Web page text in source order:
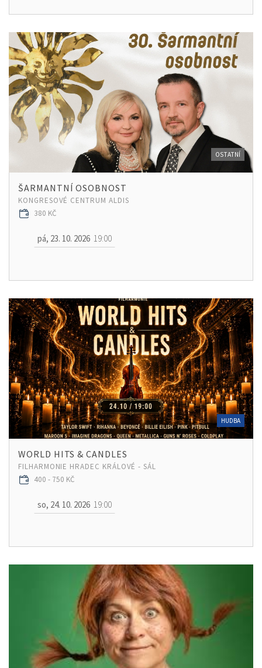
OSTATNÍ
ŠARMANTNÍ OSOBNOST
KONGRESOVÉ CENTRUM ALDIS
380 KČ
pá, 23. 10. 2026 19:00
HUDBA
WORLD HITS & CANDLES
FILHARMONIE HRADEC KRÁLOVÉ - SÁL
400 - 750 KČ
so, 24. 10. 2026 19:00